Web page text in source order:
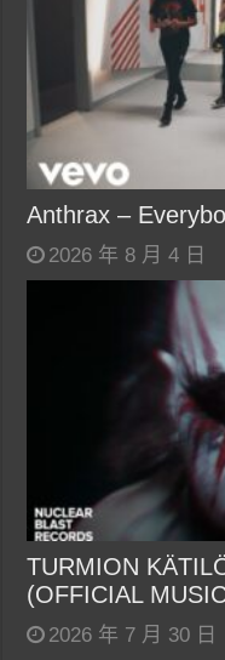
Anthrax –
2026 年 8 月 4 日
TURMION
(OFFICIAL
2026 年 7 月 30 日